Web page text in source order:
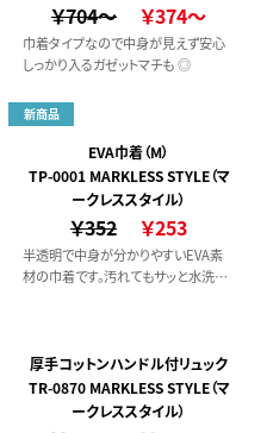
￥704～ ￥374～
巾着タイプなので中身が見えず安心
しっかり入るガゼットマチも ◎
新商品
EVA巾着（M）
TP-0001 MARKLESS STYLE（マ
ークレススタイル）
￥352 ￥253
半透明で中身が分かりやすいEVA素
材の巾着です。汚れてもサッと水洗い
厚手コットンハンドル付リュック
TR-0870 MARKLESS STYLE（マ
ークレススタイル）